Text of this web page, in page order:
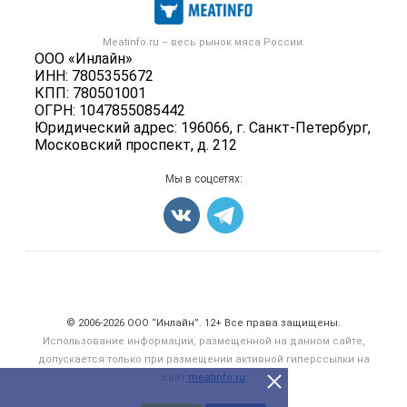
Meatinfo.ru – весь рынок мяса России.
ООО «Инлайн»
ИНН: 7805355672
КПП: 780501001
ОГРН: 1047855085442
Юридический адрес: 196066, г. Санкт-Петербург,
Московский проспект, д. 212
Контактная информация
Политика обработки персональных данных
Новости рынка
Мониторинг
Вакансии
Скот в живом весе
Колбасы, сосиски, деликатесы
Мясные полуфабрикаты
Мясные снеки
Яйца
Карта объявлений
Мы в соцсетях:
© 2006‑2026 ООО “Инлайн”. 12+ Все права защищены.
Использование информации, размещенной на данном сайте,
допускается только при размещении активной гиперссылки на
meatinfo.ru